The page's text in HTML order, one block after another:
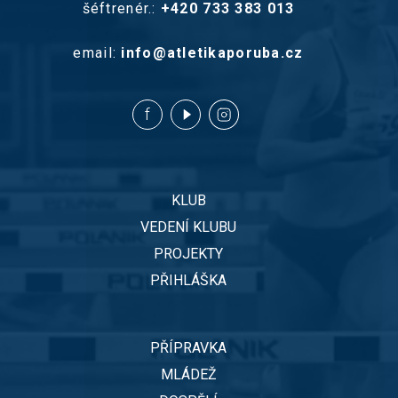
šéftrenér.: +420 733 383 013
email: info@atletikaporuba.cz
KLUB
VEDENÍ KLUBU
PROJEKTY
PŘIHLÁŠKA
PŘÍPRAVKA
MLÁDEŽ